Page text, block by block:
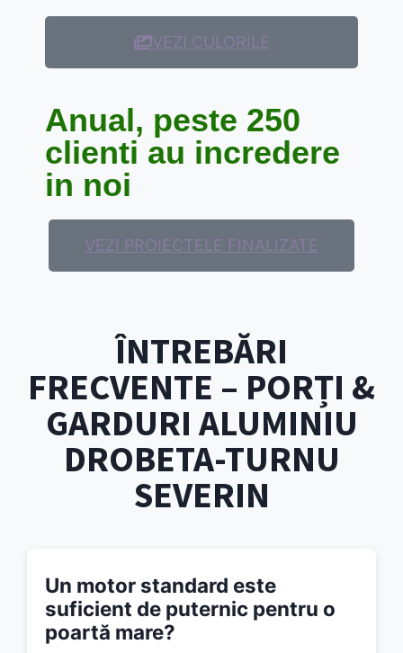
VEZI CULORILE
Anual, peste 250
clienti au incredere
in noi
VEZI PROIECTELE FINALIZATE
ÎNTREBĂRI
FRECVENTE – PORȚI &
GARDURI ALUMINIU
DROBETA-TURNU
SEVERIN
Un motor standard este
suficient de puternic pentru o
poartă mare?